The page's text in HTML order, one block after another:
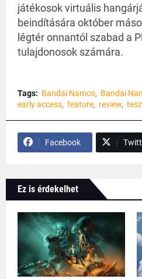
játékosok virtuális
beindítására október
légtér onnantól szabad a
tulajdonosok számára.
Tags: Bandai Namco Bandai
early access feature review
Facebook
Ez is érdekelhet